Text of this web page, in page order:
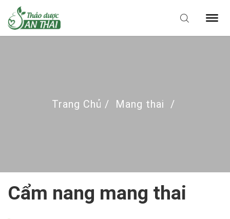
Trang Chủ / Mang thai /
Cẩm nang mang thai